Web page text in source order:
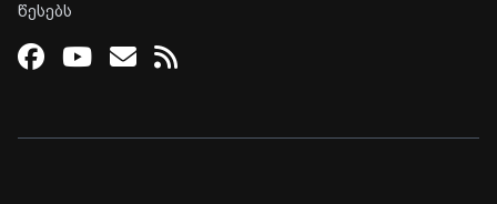
წესებს
Facebook
Youtube
Email
RSS